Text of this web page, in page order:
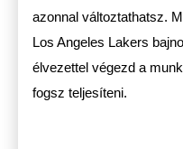
azonnal változtathatsz.
Los Angeles Lakers
élvezettel végezd a
fogsz teljesíteni.